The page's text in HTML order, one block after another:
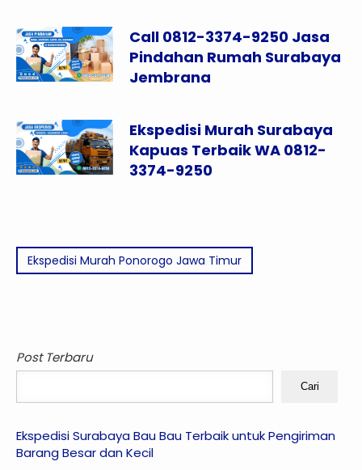
Call 0812-3374-9250 Jasa
Pindahan Rumah Surabaya
Jembrana
Ekspedisi Murah Surabaya
Kapuas Terbaik WA 0812-
3374-9250
Ekspedisi Murah Ponorogo Jawa Timur
Post Terbaru
Cari
Ekspedisi Surabaya Bau Bau Terbaik untuk Pengiriman
Barang Besar dan Kecil